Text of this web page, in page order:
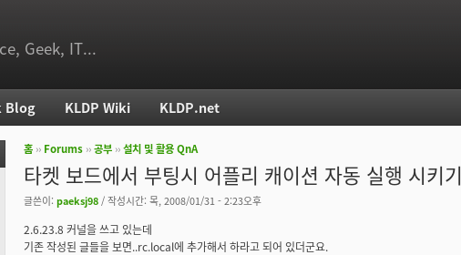
Geek, IT...
현재 위치
홈 ›› Forums ››공부 ››설치 및 활용 QnA
타켓 보드에서 부팅시 어플리 캐이션 자동 실행 시키기
글쓴이: paeksj98 / 작성시간: 목, 2008/01/31 - 2:23오후
2.6.23.8 커널을 쓰고 있는데
기존 작성된 글들을 보면..rc.local에 추가해서 하라고 되어 있더군요.
Blog KLDP Wiki KLDP.net